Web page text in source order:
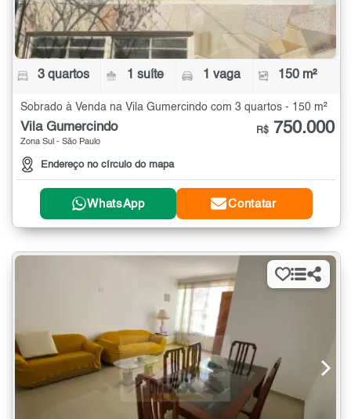
3 quartos 1 suíte 1 vaga 150 m²
Sobrado à Venda na Vila Gumercindo com 3 quartos - 150 m²
Vila Gumercindo
Zona Sul - São Paulo
Endereço no círculo do mapa
R$ 750.000
WhatsApp Contatar